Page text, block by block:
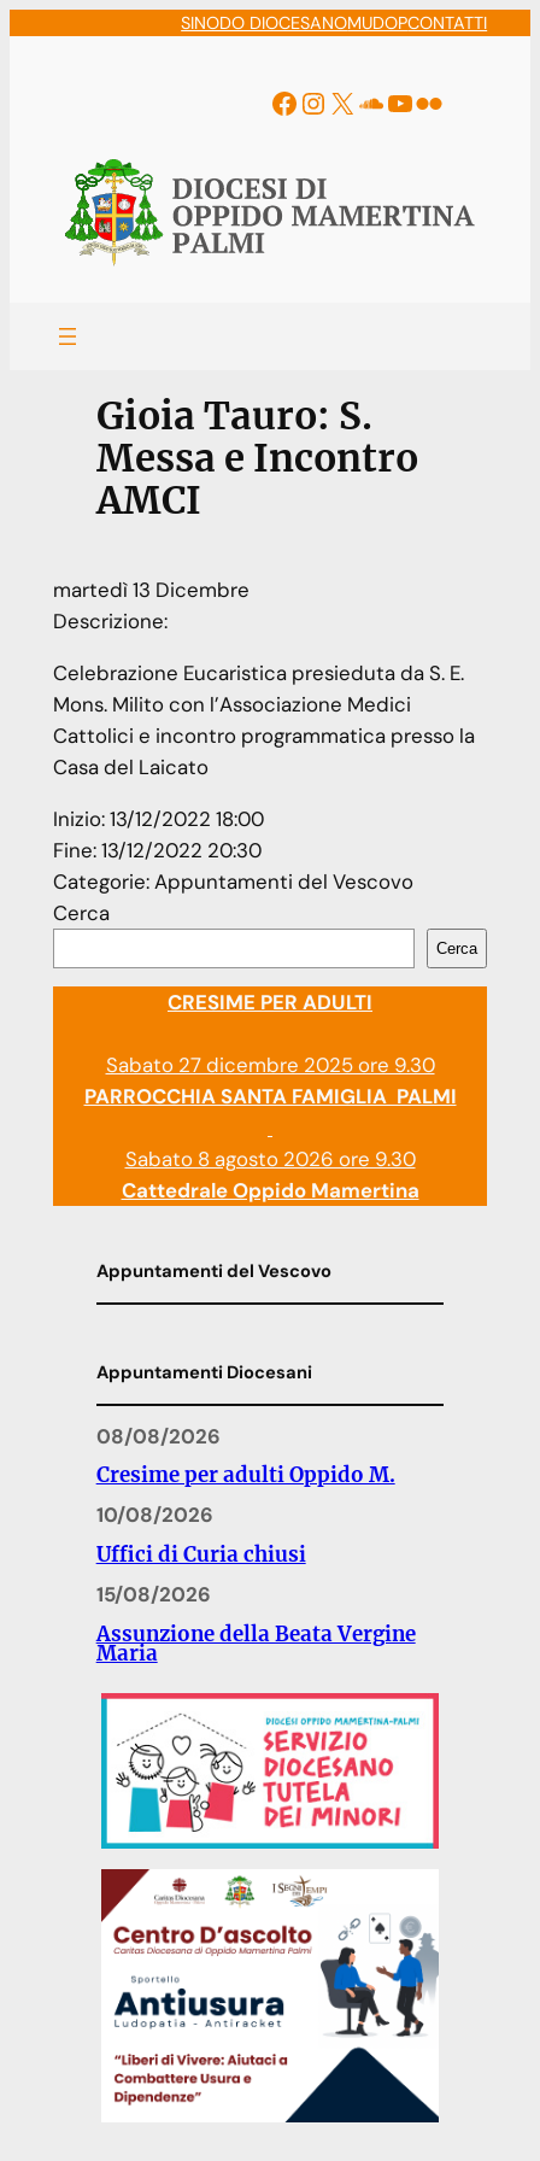
SINODO DIOCESANOMUDOPCONTATTI
Facebook
Instagram
X Soundcloud
YouTube
Flickr
Gioia Tauro: S.
Messa e Incontro
AMCI
martedì13 Dicembre
Descrizione:
Celebrazione Eucaristica presieduta da S. E.
Mons. Milito con l’Associazione Medici
Cattolici e incontro programmatica presso la
Casa del Laicato
Inizio:13/12/2022 18:00
Fine:13/12/2022 20:30
Categorie:Appuntamenti del Vescovo
Cerca
Cerca
CRESIME PER ADULTI
Sabato 27 dicembre 2025 ore 9.30
PARROCCHIA SANTA FAMIGLIA PALMI
Sabato 8 agosto 2026 ore 9.30
Cattedrale Oppido Mamertina
Appuntamenti del Vescovo
Appuntamenti Diocesani
08/08/2026
Cresime per adulti Oppido M.
10/08/2026
Uffici di Curia chiusi
15/08/2026
Assunzione della Beata Vergine
Maria